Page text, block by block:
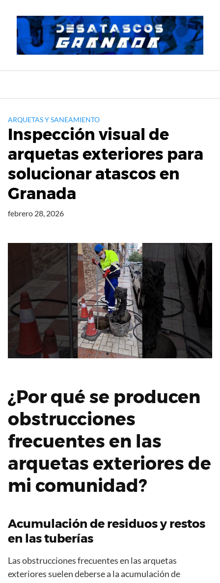
contenido
ARQUETAS Y SANEAMIENTO
Inspección visual de
arquetas exteriores para
solucionar atascos en
Granada
febrero 28, 2026
¿Por qué se producen
obstrucciones
frecuentes en las
arquetas exteriores de
mi comunidad?
Acumulación de residuos y restos
en las tuberías
Las obstrucciones frecuentes en las arquetas
exteriores suelen deberse a la acumulación de